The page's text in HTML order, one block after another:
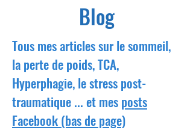
Blog
Tous mes articles sur le sommeil,
la perte de poids, TCA,
Hyperphagie, le stress post-
traumatique ... et mesposts
Facebook (bas de page)